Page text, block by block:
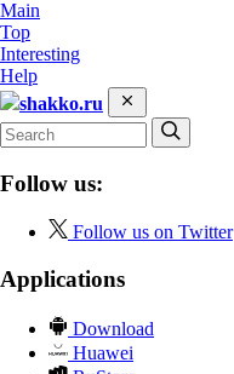
Main
Top
Interesting
Help
shakko.ru
Follow us:
Follow us on Twitter
Applications
Download
Huawei